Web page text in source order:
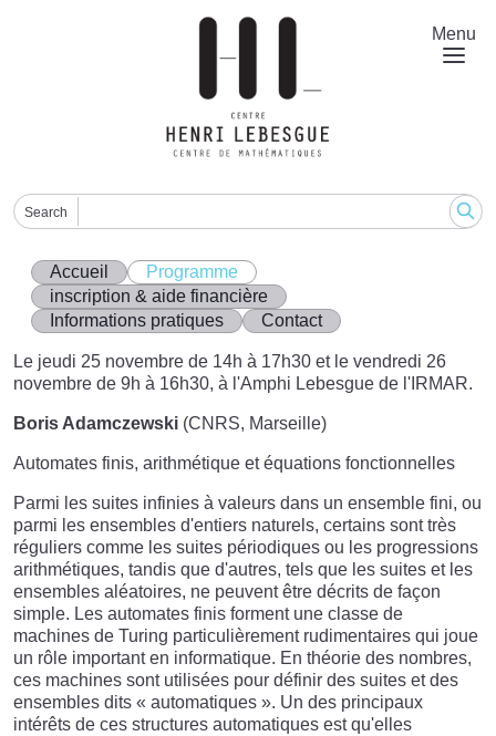
Menu
Search
Accueil
Programme
inscription & aide financière
Informations pratiques
Contact
Le jeudi 25 novembre de 14h à 17h30 et le vendredi 26
novembre de 9h à 16h30, à l'Amphi Lebesgue de l'IRMAR.
Boris Adamczewski (CNRS, Marseille)
Automates finis, arithmétique et équations fonctionnelles
Parmi les suites infinies à valeurs dans un ensemble fini, ou
parmi les ensembles d'entiers naturels, certains sont très
réguliers comme les suites périodiques ou les progressions
arithmétiques, tandis que d'autres, tels que les suites et les
ensembles aléatoires, ne peuvent être décrits de façon
simple. Les automates finis forment une classe de
machines de Turing particulièrement rudimentaires qui joue
un rôle important en informatique. En théorie des nombres,
ces machines sont utilisées pour définir des suites et des
ensembles dits « automatiques ». Un des principaux
intérêts de ces structures automatiques est qu'elles